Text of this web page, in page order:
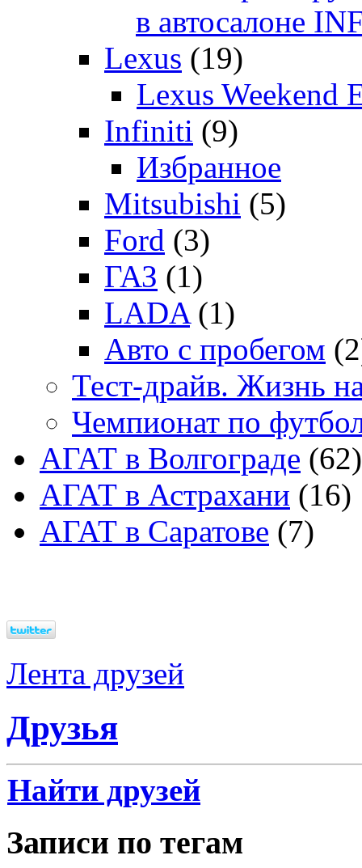
в автосалоне
Lexus (19)
Lexus Weekend
Infiniti (9)
Избранное
Mitsubishi (5)
Ford (3)
ГАЗ (1)
LADA (1)
Авто с пробегом
Тест-драйв. Жизнь
Чемпионат по
АГАТ в Волгограде (62)
АГАТ в Астрахани (16)
АГАТ в Саратове (7)
Лента друзей
Друзья
Найти друзей
Записи по тегам